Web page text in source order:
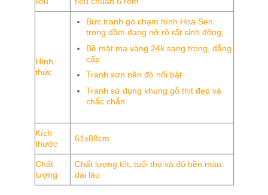
Hình
thức
Bức tranh gò chạm hình Hoa Sen
trong dầm đang nở rộ rất sinh động,
Bề mặt mạ vàng 24k sang trọng, đẳng
cấp
Tranh sơn nền đỏ nổi bật
Tranh sử dụng khung gỗ thịt đẹp và
chắc chắn
Kích
thước
61x88cm
Chất
lượng
Chất lượng tốt, tuổi thọ và độ bền màu
dài lâu